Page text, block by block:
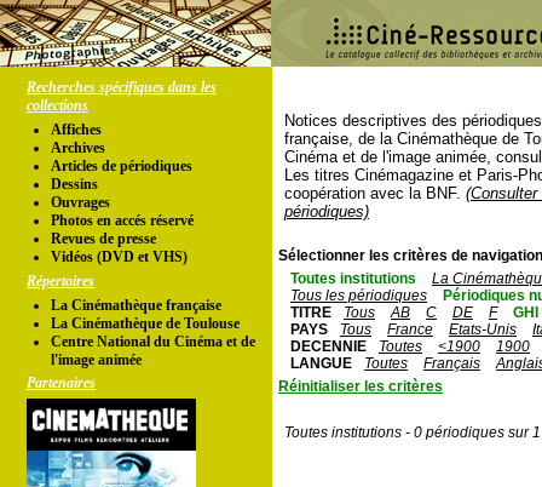
Recherches spécifiques dans les
collections
Affiches
Archives
Articles de périodiques
Dessins
Ouvrages
Photos en accés réservé
Revues de presse
Vidéos (DVD et VHS)
Répertoires
La Cinémathèque française
La Cinémathèque de Toulouse
Centre National du Cinéma et de
l'image animée
Partenaires
Notices descriptives des
française, de la Cinémathèque de
Cinéma et de l'image animée,
Les titres Cinémagazine et Paris-
coopération avec la BNF.
périodiques)
Sélectionner les critères de
Toutes institutions
La
Tous les périodiques
Périodiques
TITRE
Tous AB C DE F
GHI
PAYS
Tous France Etats-Unis
DECENNIE
Toutes <1900
1900
LANGUE
Toutes Français
Réinitialiser les critères
Toutes institutions - 0 périodiques sur